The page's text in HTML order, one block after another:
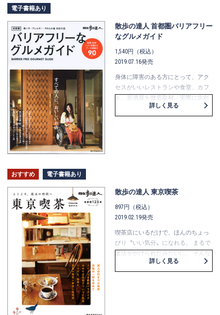
電子書籍あり
散歩の達人 首都圏バリアフリー
なグルメガイド
1,540円（税込）
2019.07.16発売
身体に障害のある方にとって、アク
セスがいいレストランや食堂、カフ
ェ、居酒屋を徹底取材。実際に出向
いて、バリアフリー環境を調査しま
した。 障害のある方だけでなく、全
になるトイレ情報は全店写真付きで
詳しく見る
おすすめ 電子書籍あり
散歩の達人 東京喫茶
897円（税込）
2019.02.19発売
喫茶店にいるだけで、ほんのちょっ
ぴり〝いい気分〟になれる。 まるで
魔法をかけられたみたいに。 そんな
至福の時間を楽しめるお店を集めま
した。 ―昭和レトロな純喫茶、店主
詳しく見る